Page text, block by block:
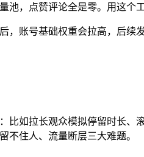
池，点赞评论全是零。用这个
，账号基础权重会拉高，后续
比如拉长观众模拟停留时长
不住人、流量断层三大难题。